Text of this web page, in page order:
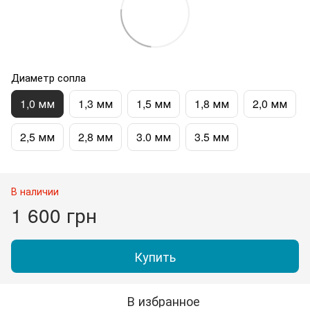
Диаметр сопла
1,0 мм 1,3 мм 1,5 мм 1,8 мм 2,0 мм
2,5 мм 2,8 мм 3.0 мм 3.5 мм
В наличии
1 600 грн
Купить
В избранное